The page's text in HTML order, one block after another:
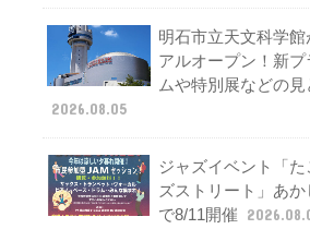
明石市立天文科学館
アルオープン！新プ
ムや特別展などの見
2026.08.05
ジャズイベント「た
ズストリート」あ
で8/11開催